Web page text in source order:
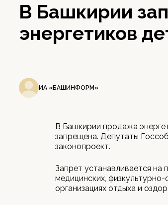
В Башкирии
энергетиков
ИА «БАШИНФОРМ»
В Башкирии продажа
запрещена. Депутаты
законопроект.
Запрет устанавливается на
медицинских, физкультурно-
организациях отдыха и